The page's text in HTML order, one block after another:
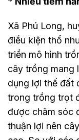
Xã Phú Long,
điều kiện thổ
triển mô hình
cây trồng mang
dụng lợi thế đất
trong trồng trọt
được chăm sóc
thuận lợi nên